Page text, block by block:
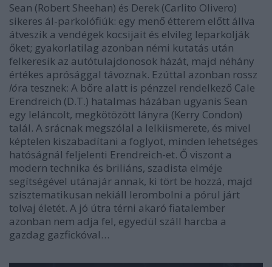
Sean (Robert Sheehan) és Derek (Carlito Olivero)
sikeres ál-parkolófiúk: egy menő étterem előtt állva
átveszik a vendégek kocsijait és elvileg leparkolják
őket; gyakorlatilag azonban némi kutatás után
felkeresik az autótulajdonosok házát, majd néhány
értékes aprósággal távoznak. Ezúttal azonban rossz
lóra tesznek: A bőre alatt is pénzzel rendelkező Cale
Erendreich (D.T.) hatalmas házában ugyanis Sean
egy leláncolt, megkötözött lányra (Kerry Condon)
talál. A srácnak megszólal a lelkiismerete, és mivel
képtelen kiszabadítani a foglyot, minden lehetséges
hatóságnál feljelenti Erendreich-et. Ő viszont a
modern technika és briliáns, szadista elméje
segítségével utánajár annak, ki tört be hozzá, majd
szisztematikusan nekiáll lerombolni a pórul járt
tolvaj életét. A jó útra térni akaró fiatalember
azonban nem adja fel, egyedül száll harcba a
gazdag gazfickóval…